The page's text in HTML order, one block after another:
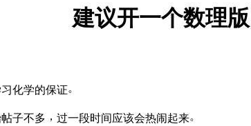
建议开一个数理版
化学的保证。
子不多 ， 过一段时间应该会热闹起来。